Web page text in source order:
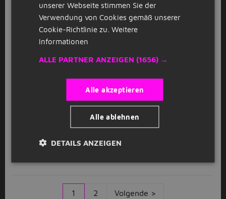
BS Menzel GmbH Berlin
Nachhilfelehrer / Tutor (m/w/d) - auch
16 Stunde
Nachhilfelehrer / Tutor (m/w/d) – auch
1 2 Volgende >
unserer Webseite stimmen Sie der
Verwendung von Cookies gemäß unserer
Cookie-Richtlinie zu. Weitere
Informationen
ALLE PARTNER ANZEIGEN (1656) →
Alle akzeptieren
Alle ablehnen
DETAILS ANZEIGEN